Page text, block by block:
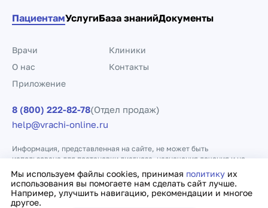
Мы используем файлы cookies, принимая политику их
использования вы помогаете нам сделать сайт лучше.
Например, улучшить навигацию, рекомендации и многое
другое.
ПациентамУслугиБаза знанийДокументы
Врачи
Клиники
О нас
Контакты
Приложение
8 (800) 222-82-78(Отдел продаж)
help@vrachi-online.ru
Информация, представленная на сайте, не может быть
использована для постановки диагноза, назначения лечения и не
заменяет прием врача.
Политика конфиденциальности Договор оферты